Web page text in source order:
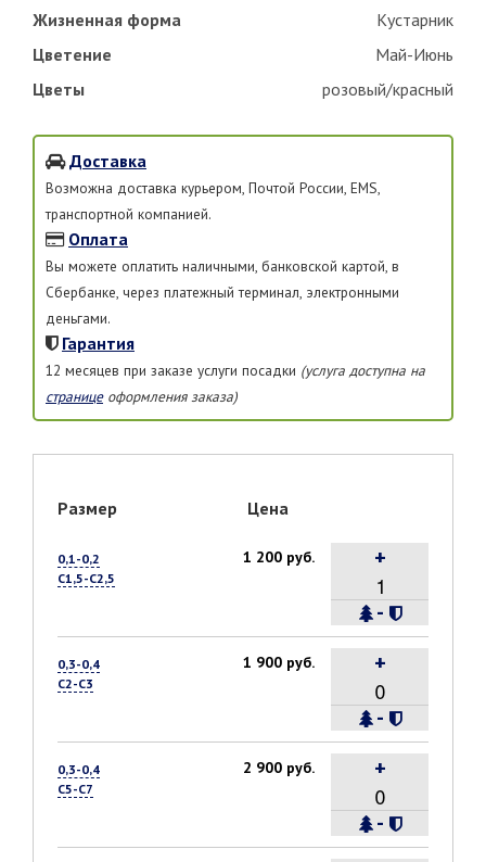
Жизненная форма
Кустарник
Цветение
Май-Июнь
Цветы
розовый/красный
Доставка
Возможна доставка курьером, Почтой России, EMS,
транспортной компанией.
Оплата
Вы можете оплатить наличными, банковской картой, в
Сбербанке, через платежный терминал, электронными
деньгами.
Гарантия
12 месяцев при заказе услуги посадки (услуга доступна на
страницеоформления заказа)
Размер Цена
0,1-0,2
С1,5-С2,5
1 200 руб.
-
+
0,3-0,4
С2-С3
1 900 руб.
-
+
0,3-0,4
С5-С7
2 900 руб.
-
+